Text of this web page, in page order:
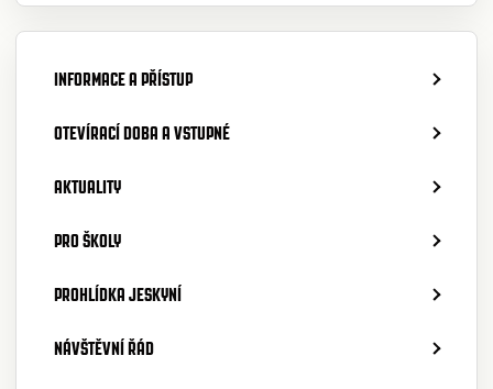
INFORMACE A PŘÍSTUP
OTEVÍRACÍ DOBA A VSTUPNÉ
AKTUALITY
PRO ŠKOLY
PROHLÍDKA JESKYNÍ
NÁVŠTĚVNÍ ŘÁD